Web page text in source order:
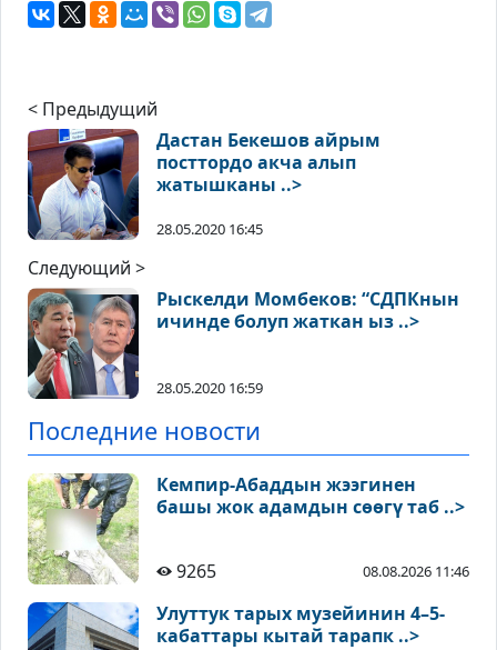
< Предыдущий
Дастан Бекешов айрым
посттордо акча алып
жатышканы ..>
28.05.2020 16:45
Следующий >
Рыскелди Момбеков: “СДПКнын
ичинде болуп жаткан ыз ..>
28.05.2020 16:59
Последние новости
Кемпир-Абаддын жээгинен
башы жок адамдын сөөгү таб ..>
9265 08.08.2026 11:46
Улуттук тарых музейинин 4–5-
кабаттары кытай тарапк ..>